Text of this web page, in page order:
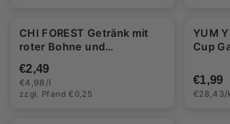
CHI FOREST Getränk mit
roter Bohne und
(EINWEG)
€2,49
€4,98/l
zzgl. Pfand €0,25
YUM
Cup
€1,99
€28,43/